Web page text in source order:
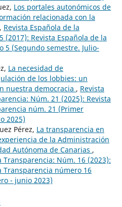
Los portales autonómicos de
relacionada con la
, Revista Española de la
(2017): Revista Española de la
5 (Segundo semestre. Julio-
La necesidad de
de los lobbies: un
nuestra democracia , Revista
Núm. 21 (2025): Revista
núm. 21 (Primer
2025)
Pérez, La transparencia en
de la Administración
Autónoma de Canarias ,
Transparencia: Núm. 16 (2023):
Transparencia número 16
- junio 2023)